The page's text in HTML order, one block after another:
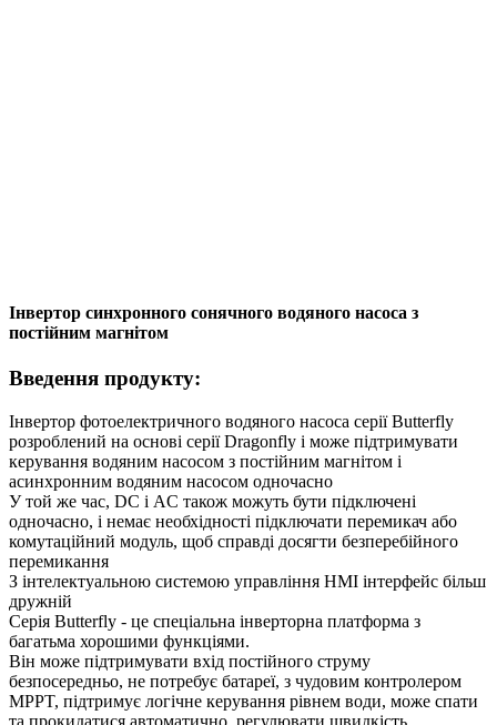
Інвертор синхронного сонячного водяного насоса з
постійним магнітом
Введення продукту:
Інвертор фотоелектричного водяного насоса серії Butterfly
розроблений на основі серії Dragonfly і може підтримувати
керування водяним насосом з постійним магнітом і
асинхронним водяним насосом одночасно
У той же час, DC і AC також можуть бути підключені
одночасно, і немає необхідності підключати перемикач або
комутаційний модуль, щоб справді досягти безперебійного
перемикання
З інтелектуальною системою управління HMI інтерфейс більш
дружній
Серія Butterfly - це спеціальна інверторна платформа з
багатьма хорошими функціями.
Він може підтримувати вхід постійного струму
безпосередньо, не потребує батареї, з чудовим контролером
MPPT, підтримує логічне керування рівнем води, може спати
та прокидатися автоматично, регулювати швидкість